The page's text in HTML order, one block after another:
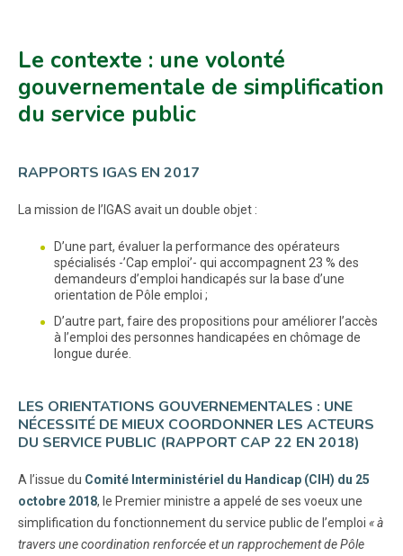
Le contexte : une volonté
gouvernementale de simplification
du service public
RAPPORTS IGAS EN 2017
La mission de l’IGAS avait un double objet :
D’une part, évaluer la performance des opérateurs
spécialisés -’Cap emploi’- qui accompagnent 23 % des
demandeurs d’emploi handicapés sur la base d’une
orientation de Pôle emploi ;
D’autre part, faire des propositions pour améliorer l’accès
à l’emploi des personnes handicapées en chômage de
longue durée.
LES ORIENTATIONS GOUVERNEMENTALES : UNE
NÉCESSITÉ DE MIEUX COORDONNER LES ACTEURS
DU SERVICE PUBLIC (RAPPORT CAP 22 EN 2018)
A l’issue du Comité Interministériel du Handicap (CIH) du 25
octobre 2018, le Premier ministre a appelé de ses voeux une
simplification du fonctionnement du service public de l’emploi « à
travers une coordination renforcée et un rapprochement de Pôle